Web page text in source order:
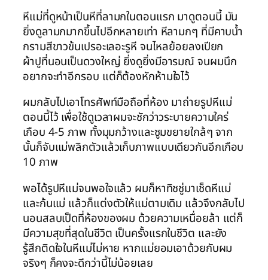
หีแม่ที่ดูหน้าเป็นหีที่ลามกในตอนแรก มาดูตอนนี้ มัน
ยิ่งดูลามกมากขึ้นไปอีกหลายเท่า หีลามกๆ ที่มีคาบน้ำ
กรามสีขาวข้นเปรอะเลอะรูหี จนไหลย้อยลงเปียก
ผ้าปูที่นอนเป็นดวงใหญ่ ยิ่งดูยิ่งมีอารมณ์ จนผมนึก
อยากจะทำอีกรอบ แต่ก็ต้องหักห้ามใจไว้
ผมกลับไปเอาโทรศัพท์มือถือที่ห้อง มาถ่ายรูปหีแม่
ตอนนี้ไว้ เพื่อใช้ดูเวลาผมจะชักว่าวระบายความใคร่
เกือบ 4-5 ภาพ ทั้งมุมกว้างและซูมขยายใกล้ๆ จาก
นั้นก็จับแม่พลิกตัวแล้วเก็บภาพแบบเดียวกันอีกเกือบ
10 ภาพ
พอได้รูปหีแม่จนพอใจแล้ว ผมก็หาทิชชู่มาเช็ดหีแม่
และก้นแม่ แล้วก็แต่งตัวให้แม่ตามเดิม แล้วจึงกลับไป
นอนสลบเป็ดที่ห้องของผม ด้วยความเหนื่อยล้า แต่ก็
มีความสุขที่สุดในชีวิต เป็นครั้งแรกในชีวิต และยัง
รู้สึกติดใจในหีแม่ไม่หาย หากแม่ยอมเอาด้วยกับผม
จริงๆ ก็คงจะดีกว่านี้ไม่น้อยเลย